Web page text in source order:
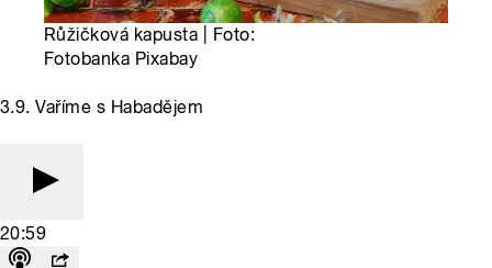
Růžičková kapusta | Foto:
Fotobanka Pixabay
3.9. Vaříme s Habadějem
20:59